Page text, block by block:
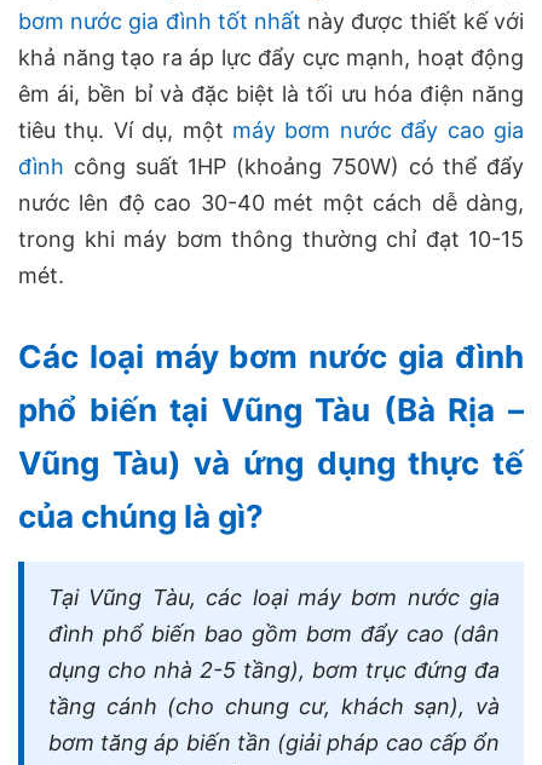
bơm nước gia đình tốt nhất này được thiết kế với
khả năng tạo ra áp lực đẩy cực mạnh, hoạt động
êm ái, bền bỉ và đặc biệt là tối ưu hóa điện năng
tiêu thụ. Ví dụ, một máy bơm nước đẩy cao gia
đình công suất 1HP (khoảng 750W) có thể đẩy
nước lên độ cao 30-40 mét một cách dễ dàng,
trong khi máy bơm thông thường chỉ đạt 10-15
mét.
Các loại máy bơm nước gia đình
phổ biến tại Vũng Tàu (Bà Rịa –
Vũng Tàu) và ứng dụng thực tế
của chúng là gì?
Tại Vũng Tàu, các loại máy bơm nước gia
đình phổ biến bao gồm bơm đẩy cao (dân
dụng cho nhà 2-5 tầng), bơm trục đứng đa
tầng cánh (cho chung cư, khách sạn), và
bơm tăng áp biến tần (giải pháp cao cấp ổn